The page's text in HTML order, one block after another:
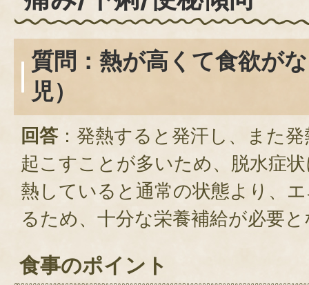
質問：熱が高くて食欲が
児）
回答：発熱すると発汗し、また
起こすことが多いため、脱水症
熱していると通常の状態より、
るため、十分な栄養補給が必要
食事のポイント